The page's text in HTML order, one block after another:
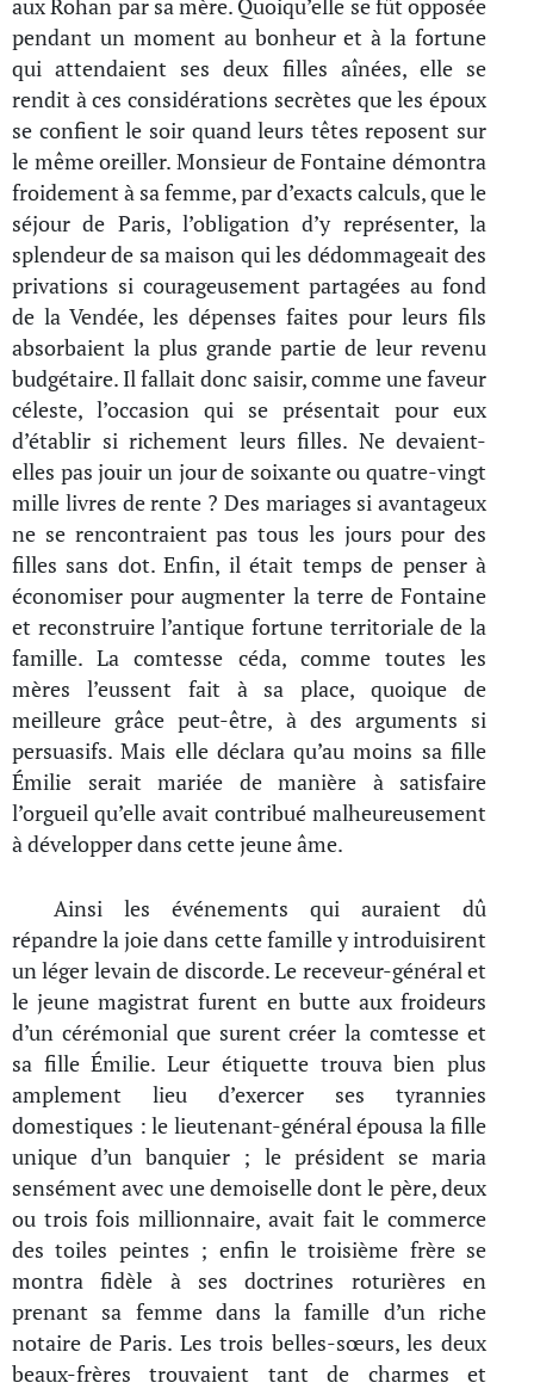
aux Rohan par sa mère. Quoiqu’elle se fût opposée
pendant un moment au bonheur et à la fortune
qui attendaient ses deux filles aînées, elle se
rendit à ces considérations secrètes que les époux
se confient le soir quand leurs têtes reposent sur
le même oreiller. Monsieur de Fontaine démontra
froidement à sa femme, par d’exacts calculs, que le
séjour de Paris, l’obligation d’y représenter, la
splendeur de sa maison qui les dédommageait des
privations si courageusement partagées au fond
de la Vendée, les dépenses faites pour leurs fils
absorbaient la plus grande partie de leur revenu
budgétaire. Il fallait donc saisir, comme une faveur
céleste, l’occasion qui se présentait pour eux
d’établir si richement leurs filles. Ne devaient-
elles pas jouir un jour de soixante ou quatre-vingt
mille livres de rente ? Des mariages si avantageux
ne se rencontraient pas tous les jours pour des
filles sans dot. Enfin, il était temps de penser à
économiser pour augmenter la terre de Fontaine
et reconstruire l’antique fortune territoriale de la
famille. La comtesse céda, comme toutes les
mères l’eussent fait à sa place, quoique de
meilleure grâce peut-être, à des arguments si
persuasifs. Mais elle déclara qu’au moins sa fille
Émilie serait mariée de manière à satisfaire
l’orgueil qu’elle avait contribué malheureusement
à développer dans cette jeune âme.
Ainsi les événements qui auraient dû
répandre la joie dans cette famille y introduisirent
un léger levain de discorde. Le receveur-général et
le jeune magistrat furent en butte aux froideurs
d’un cérémonial que surent créer la comtesse et
sa fille Émilie. Leur étiquette trouva bien plus
amplement lieu d’exercer ses tyrannies
domestiques : le lieutenant-général épousa la fille
unique d’un banquier ; le président se maria
sensément avec une demoiselle dont le père, deux
ou trois fois millionnaire, avait fait le commerce
des toiles peintes ; enfin le troisième frère se
montra fidèle à ses doctrines roturières en
prenant sa femme dans la famille d’un riche
notaire de Paris. Les trois belles-sœurs, les deux
beaux-frères trouvaient tant de charmes et